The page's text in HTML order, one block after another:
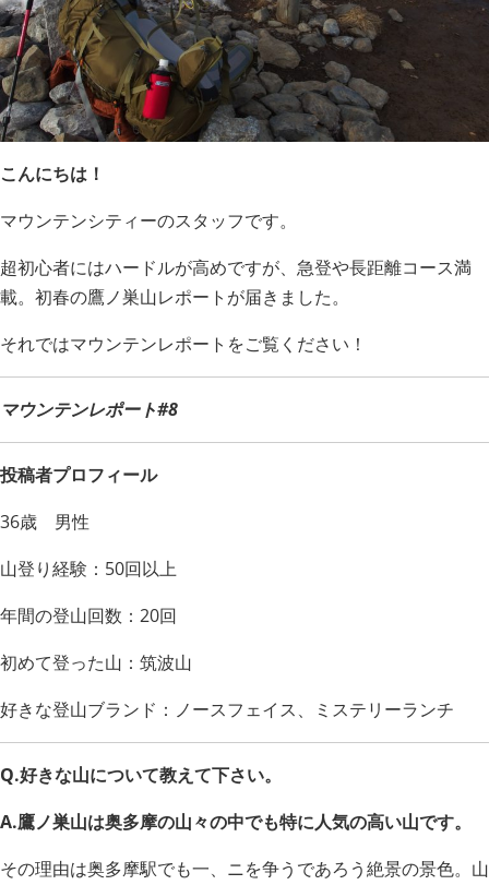
こんにちは！
マウンテンシティーのスタッフです。
超初心者にはハードルが高めですが、急登や長距離コース満
載。初春の鷹ノ巣山レポートが届きました。
それではマウンテンレポートをご覧ください！
マウンテンレポート#8
投稿者プロフィール
36歳 男性
山登り経験：50回以上
年間の登山回数：20回
初めて登った山：筑波山
好きな登山ブランド：ノースフェイス、ミステリーランチ
Q.好きな山について教えて下さい。
A.鷹ノ巣山は奥多摩の山々の中でも特に人気の高い山です。
その理由は奥多摩駅でも一、ニを争うであろう絶景の景色。山